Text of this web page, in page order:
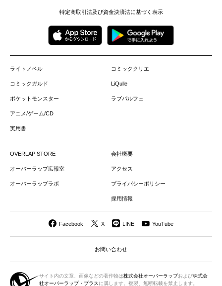
特定商取引法及び資金決済法に基づく表示
ライトノベル
コミックガルド
ポケットモンスター
アニメ/ゲーム/CD
実用書
コミッククリエ
LiQulle
ラブパルフェ
OVERLAP STORE
オーバーラップ広報室
オーバーラップラボ
会社概要
アクセス
プライバシーポリシー
採用情報
Facebook X LINE YouTube
お問い合わせ
サイト内の文章、画像などの著作物は株式会社オーバーラップおよび株式会
社オーバーラップ・プラス に属します。複製、無断転載を禁止します。